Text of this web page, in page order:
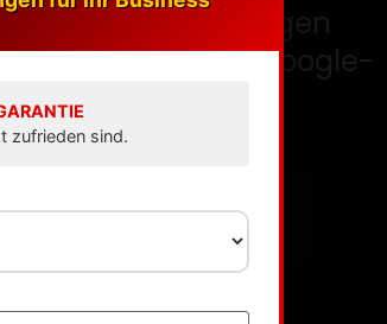
zufrieden sind.
für hochwertigen
und nachhaltige Google-
Agentur eintragen